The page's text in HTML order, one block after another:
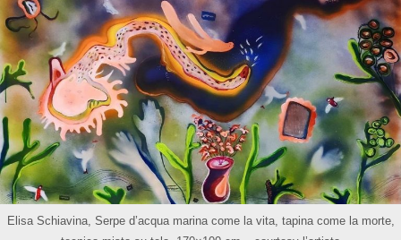
Elisa Schiavina, Serpe d’acqua marina come la vita, tapina come la morte,